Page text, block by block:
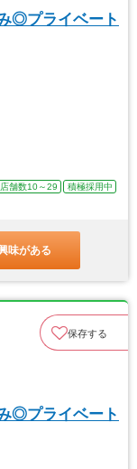
◎プライベート
店舗数10～29
積極採用中
味がある
保存する
◎プライベート